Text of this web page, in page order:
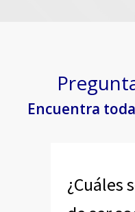
Encuentra
¿Cuáles